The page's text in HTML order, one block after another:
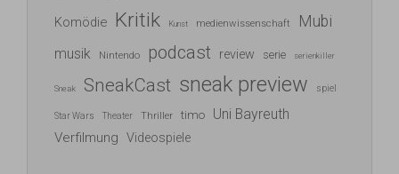
Komödie Kritik Kunst medienwissenschaft Mubi
musik Nintendo podcast review serie serienkiller
Sneak SneakCast sneak preview spiel
Star Wars Theater Thriller timo Uni Bayreuth
Verfilmung Videospiele